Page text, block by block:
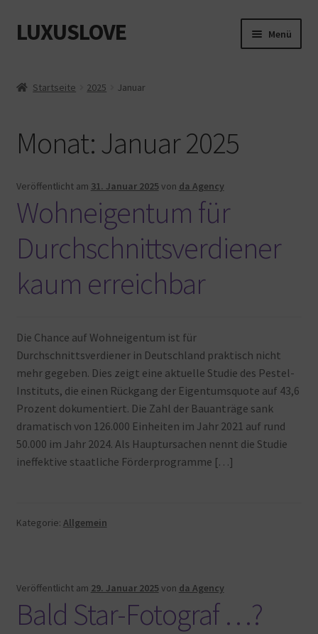
Zur
Navigation
Zum
Inhalt
LUXUSLOVE Menü
Datenschutz
Impressum
Kasse
Mein Konto
Shop
Warenkorb
Startseite 2025 Januar
Monat:Januar 2025
Veröffentlicht am 31. Januar 2025von da Agency
Wohneigentum für
Durchschnittsverdiener
kaum erreichbar
Die Chance auf Wohneigentum ist für
Durchschnittsverdiener in Deutschland praktisch nicht
mehr gegeben. Dies zeigt eine aktuelle Studie des Pestel-
Instituts, die einen Rückgang der Eigentumsquote auf 43,6
Prozent dokumentiert. Die Zahl der Bauanträge sank
dramatisch von 126.000 Einheiten im Jahr 2021 auf rund
50.000 im Jahr 2024. Als Hauptursachen nennt die Studie
ineffektive staatliche Förderprogramme […]
Kategorie: Allgemein
Veröffentlicht am 29. Januar 2025von da Agency
Bald Star-Fotograf …?